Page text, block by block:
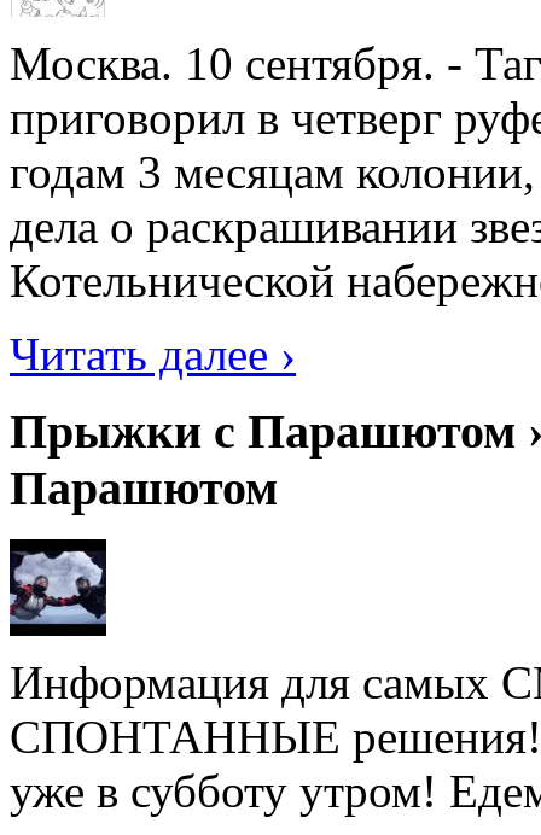
Москва. 10 сентября. -
приговорил в четверг
годам 3 месяцам
дела о раскрашивании
Котельнической
Читать далее ›
Прыжки с Парашютом
Парашютом
Информация для
СПОНТАННЫЕ решения!
уже в субботу утром!